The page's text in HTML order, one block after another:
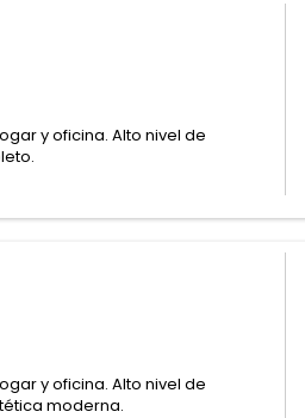
y oficina. Alto nivel de
y oficina. Alto nivel de
moderna.